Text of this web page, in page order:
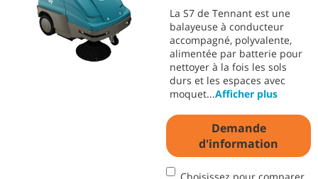
La S7 de Tennant est une
balayeuse à conducteur
accompagné, polyvalente,
alimentée par batterie pour
nettoyer à la fois les sols
durs et les espaces avec
moquet...Afficher plus
Demande
d'information
Choisissez pour comparer